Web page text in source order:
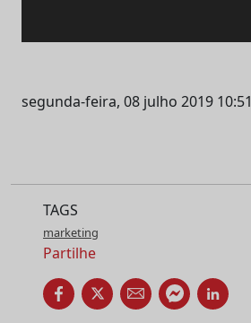
segunda-feira, 08 julho 2019 10:51
TAGS
marketing
Partilhe